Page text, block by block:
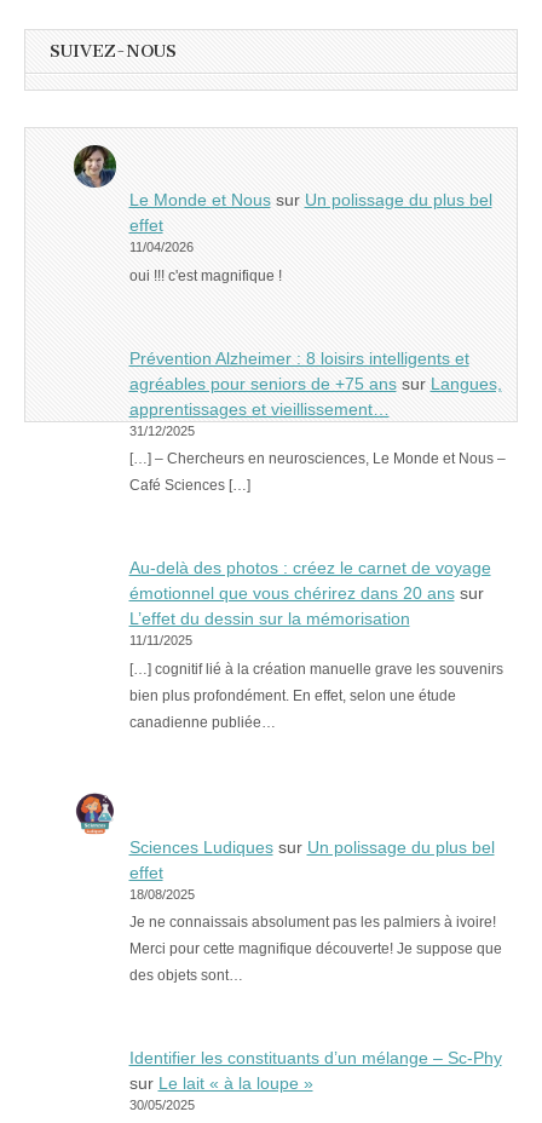
SUIVEZ-NOUS
Le Monde et Noussur Un polissage du plus bel
effet
11/04/2026
oui !!! c'est magnifique !
Prévention Alzheimer : 8 loisirs intelligents et
agréables pour seniors de +75 anssur Langues,
apprentissages et vieillissement…
31/12/2025
[…] – Chercheurs en neurosciences, Le Monde et Nous –
Café Sciences […]
Au-delà des photos : créez le carnet de voyage
émotionnel que vous chérirez dans 20 anssur
L’effet du dessin sur la mémorisation
11/11/2025
[…] cognitif lié à la création manuelle grave les souvenirs
bien plus profondément. En effet, selon une étude
canadienne publiée…
Sciences Ludiquessur Un polissage du plus bel
effet
18/08/2025
Je ne connaissais absolument pas les palmiers à ivoire!
Merci pour cette magnifique découverte! Je suppose que
des objets sont…
Identifier les constituants d’un mélange – Sc-Phy
sur Le lait « à la loupe »
30/05/2025